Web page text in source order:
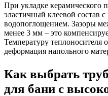
При укладке керамического
эластичный клеевой состав
водопоглощением. Зазоры
менее 3 мм – это
Температуру теплоносителя
деформация напольного
Как выбрать
для бани с